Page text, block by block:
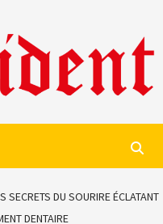
SECRETS DU SOURIRE ÉCLATANT
DENTAIRE